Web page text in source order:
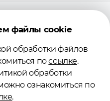
№
04.01.2017
регистра
файлы cookie
обработки файлов
поссылке.
обработки
ознакомиться по
.